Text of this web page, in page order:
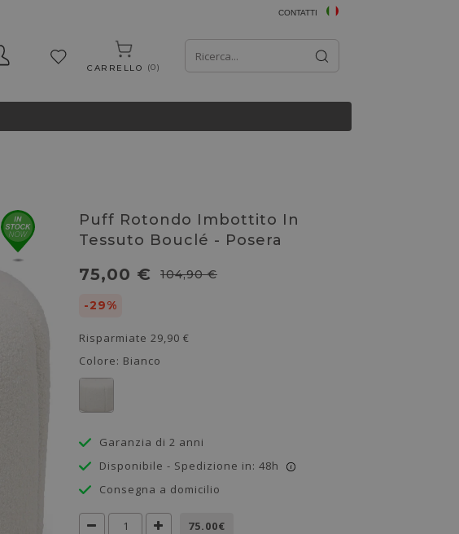
CONTATTI
CARRELLO 0
Puff Rotondo Imbottito In
Tessuto Bouclé - Posera
75,00 € 104,90 €
-29%
Risparmiate 29,90 €
Colore: Bianco
Garanzia di 2 anni
Disponibile - Spedizione in: 48h
i
Consegna a domicilio
75.00€